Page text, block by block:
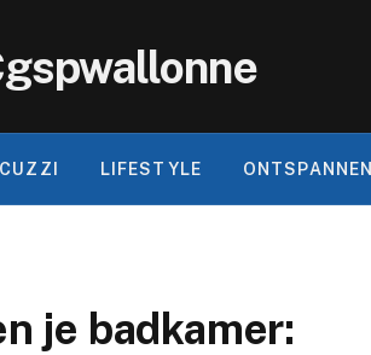
LIFESTYLE ONTSPANNEN
je badkamer: